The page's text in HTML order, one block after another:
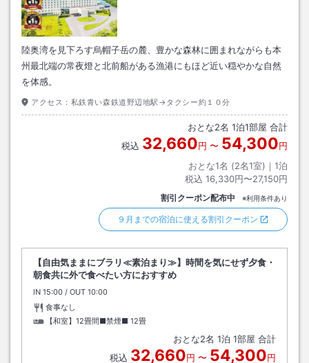
陸奥湾を見下ろす烏帽子岳の麓、豊かな森林に囲まれながらも本
州最北端の常夜燈と北前船がある漁港にもほど近い穏やかな自然
を体感。
アクセス： 私鉄青い森鉄道野辺地駅→タクシー約１０分
おとな2名 1泊1部屋 合計
税込 32,660円 〜 54,300円
おとな1名 (2名1室)｜ 1泊
税込 16,330円〜27,150円
割引クーポン配布中 ※利用条件あり
９月までの宿泊に使える割引クーポン
【自由気ままにブラリ≪素泊まり≫】時間を気にせず夕食・
朝食共に外で食べたい方におすすめ
IN チェックイン
15:00 / OUT チェックアウト
10:00
食事なし
【和室】12畳間■禁煙■ 12畳
おとな2名 1泊 1部屋 合計
税込 32,660円 〜 54,300円